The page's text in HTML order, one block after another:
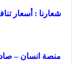
شعارنا : أسعار
منصة انسان –